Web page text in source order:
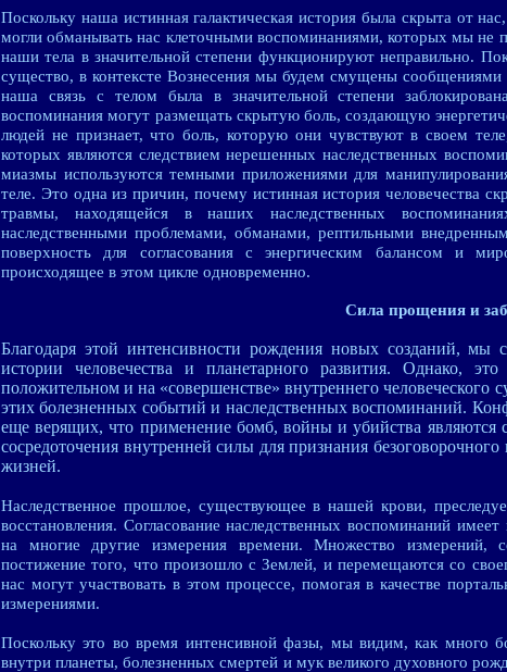
Поскольку наша истинная галактическая история была скрыта от
могли обманывать нас клеточными воспоминаниями, которых мы
наши тела в значительной степени функционируют неправильно.
существо, в контексте Вознесения мы будем смущены
наша связь с телом была в значительной степени
воспоминания могут размещать скрытую боль, создающую
людей не признает, что боль, которую они чувствуют в своем
которых являются следствием нерешенных наследственных
миазмы используются темными приложениями для
теле. Это одна из причин, почему истинная история человечества
травмы, находящейся в наших наследственных
наследственными проблемами, обманами, рептильными
поверхность для согласования с энергическим балансом и
происходящее в этом цикле одновременно.
Сила прощения и
Благодаря этой интенсивности рождения новых созданий, мы
истории человечества и планетарного развития. Однако,
положительном и на «совершенстве» внутреннего
этих болезненных событий и наследственных воспоминаний.
еще верящих, что применение бомб, войны и убийства являются
сосредоточения внутренней силы для признания
жизней.
Наследственное прошлое, существующее в нашей крови,
восстановления. Согласование наследственных воспоминаний
на многие другие измерения времени. Множество измерений,
постижение того, что произошло с Землей, и перемещаются со
нас могут участвовать в этом процессе, помогая в качестве
измерениями.
Поскольку это во время интенсивной фазы, мы видим, как много
внутри планеты, болезненных смертей и мук великого духовного